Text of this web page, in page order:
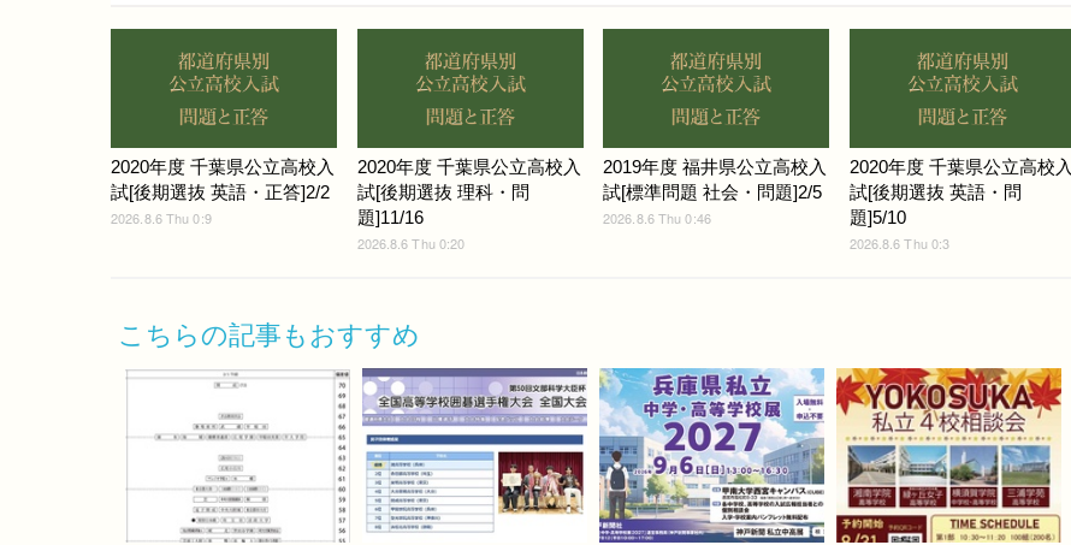
2020年度 千葉県公立高校入
試[後期選抜 英語・正答]2/2
2026.8.6 Thu 0:9
2020年度 千葉県公立高校入
試[後期選抜 理科・問
題]11/16
2026.8.6 Thu 0:20
2019年度 福井県公立高校入
試[標準問題 社会・問題]2/5
2026.8.6 Thu 0:46
2020年度 千葉県公立高校入
試[後期選抜 英語・問
題]5/10
2026.8.6 Thu 0:3
こちらの記事もおすすめ